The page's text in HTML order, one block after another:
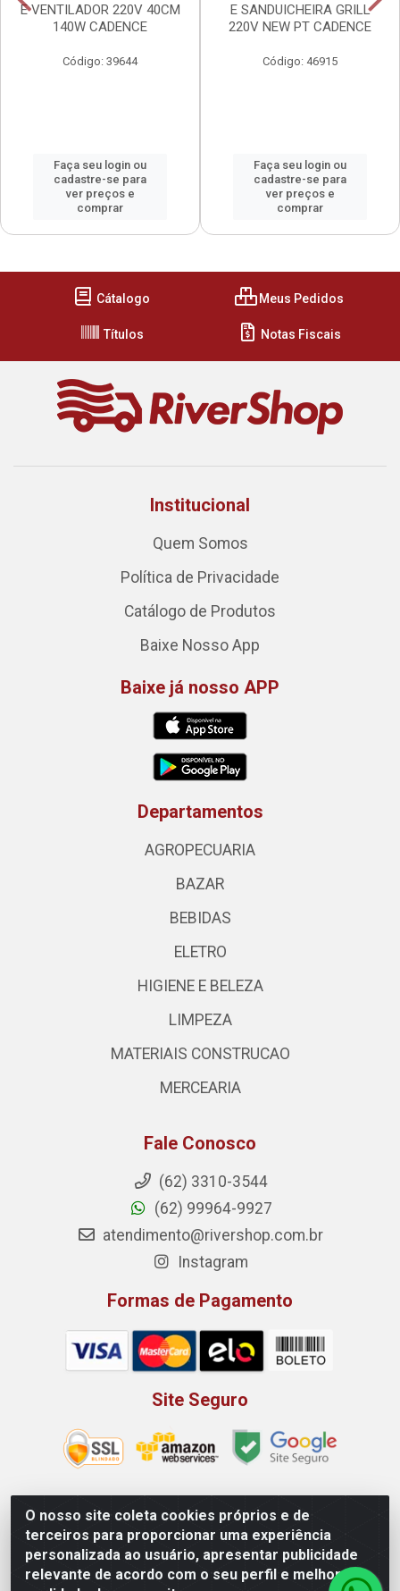
E VENTILADOR 220V 40CM
140W CADENCE
Código: 39644
Faça seu login ou
cadastre-se para
ver preços e
comprar
E SANDUICHEIRA GRILL
220V NEW PT CADENCE
Código: 46915
Faça seu login ou
cadastre-se para
ver preços e
comprar
O nosso site coleta cookies próprios e de
terceiros para proporcionar uma experiência
personalizada ao usuário, apresentar publicidade
relevante de acordo com o seu perfil e melhorar a
Cátalogo Meus Pedidos
Títulos Notas Fiscais
Institucional
Quem Somos
Política de Privacidade
Catálogo de Produtos
Baixe Nosso App
Baixe já nosso APP
Departamentos
AGROPECUARIA
BAZAR
BEBIDAS
ELETRO
HIGIENE E BELEZA
LIMPEZA
MATERIAIS CONSTRUCAO
MERCEARIA
Fale Conosco
(62) 3310-3544
(62) 99964-9927
atendimento@rivershop.com.br
Instagram
Formas de Pagamento
Site Seguro
Rio Vermelho Distribuição de Alimentos LTDA - Rodovia BR,
153, KM 52 N 00 QD 00 LT 16 - Bairro Jardim Eldorado,
Anápolis/GO - CEP 75.045-190 - CNPJ 10.912.900/0002-40